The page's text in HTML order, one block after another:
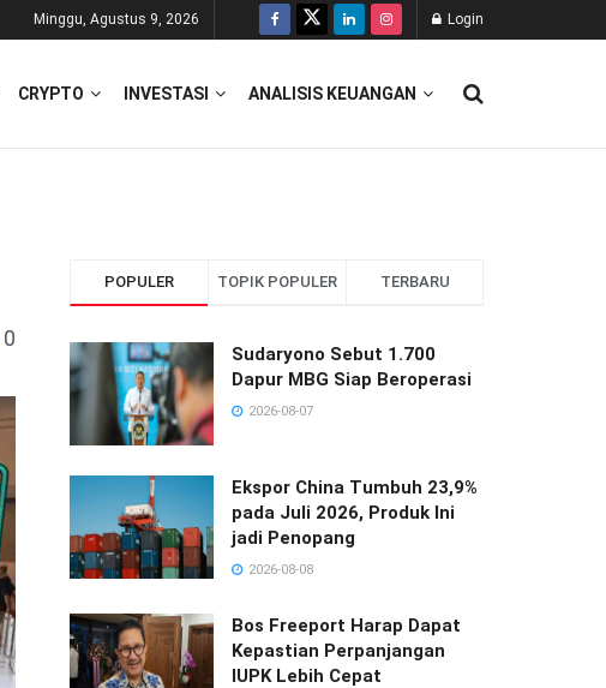
Minggu, Agustus 9, 2026 Login
CRYPTO INVESTASI ANALISIS KEUANGAN
0
POPULER TOPIK POPULER TERBARU
Sudaryono Sebut 1.700
Dapur MBG Siap Beroperasi
2026-08-07
Ekspor China Tumbuh 23,9%
pada Juli 2026, Produk Ini
jadi Penopang
2026-08-08
Bos Freeport Harap Dapat
Kepastian Perpanjangan
IUPK Lebih Cepat